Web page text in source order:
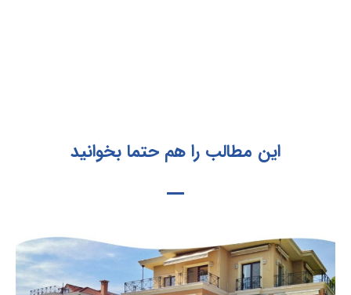
این مطالب را هم حتما بخوانید